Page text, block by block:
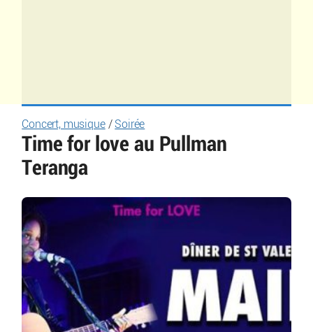
Concert, musique/ Soirée
Time for love au Pullman
Teranga